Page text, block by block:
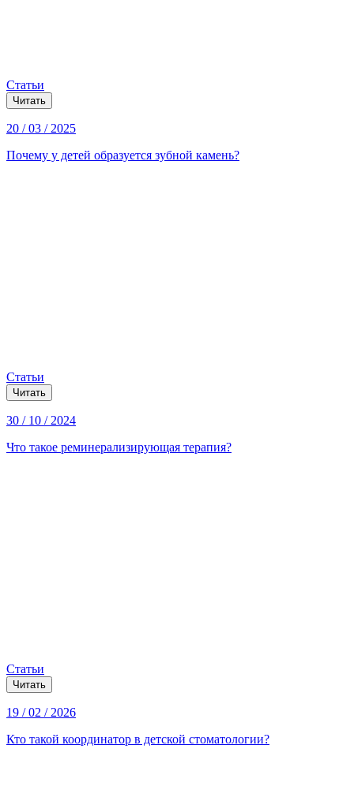
Статьи
Читать
20 / 03 / 2025
Почему у детей образуется зубной камень?
Статьи
Читать
30 / 10 / 2024
Что такое реминерализирующая терапия?
Статьи
Читать
19 / 02 / 2026
Кто такой координатор в детской стоматологии?